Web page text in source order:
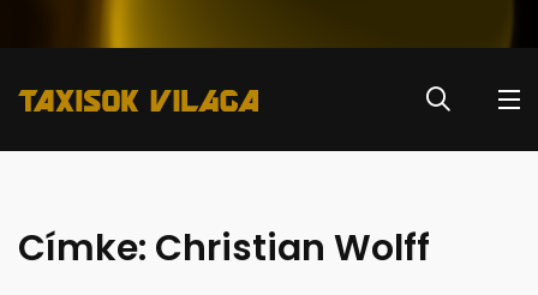
Címke: Christian Wolff